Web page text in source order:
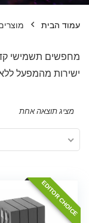
עמוד הבית
מחפשים תשמישי
ישירות מהמפעל
מציג תוצאה אחת
EDITOR CHOICE